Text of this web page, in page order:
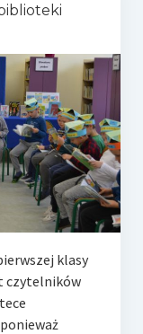
klasy
czytelników